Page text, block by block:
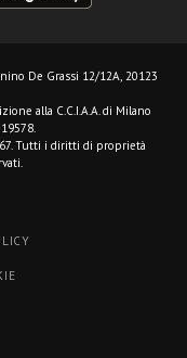
De Grassi 12/12A, 20123
alla C.C.I.A.A. di Milano
Tutti i diritti di proprietà